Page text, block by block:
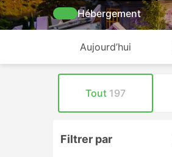
Hébergement
Aujourd’hui
Tout 197
Filtrer par